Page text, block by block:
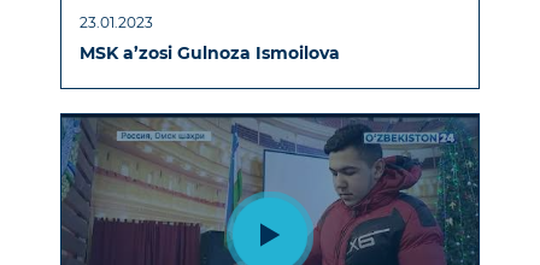
23.01.2023
MSK a’zosi Gulnoza Ismoilova